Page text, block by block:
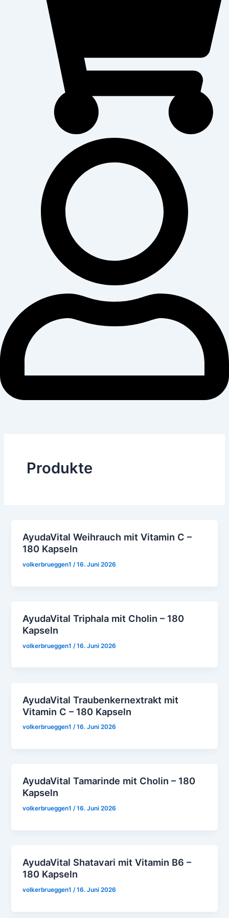
Produkte
AyudaVital Weihrauch mit Vitamin C –
180 Kapseln
volkerbrueggen1/16. Juni 2026
AyudaVital Triphala mit Cholin – 180
Kapseln
volkerbrueggen1 /16. Juni 2026
AyudaVital Traubenkernextrakt mit
Vitamin C – 180 Kapseln
volkerbrueggen1/16. Juni 2026
AyudaVital Tamarinde mit Cholin – 180
Kapseln
volkerbrueggen1/16. Juni 2026
AyudaVital Shatavari mit Vitamin B6 –
180 Kapseln
volkerbrueggen1/16. Juni 2026